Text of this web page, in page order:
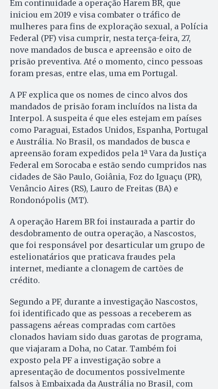
Em continuidade a operação Harem BR, que
iniciou em 2019 e visa combater o tráfico de
mulheres para fins de exploração sexual, a Polícia
Federal (PF) visa cumprir, nesta terça-feira, 27,
nove mandados de busca e apreensão e oito de
prisão preventiva. Até o momento, cinco pessoas
foram presas, entre elas, uma em Portugal.
A PF explica que os nomes de cinco alvos dos
mandados de prisão foram incluídos na lista da
Interpol. A suspeita é que eles estejam em países
como Paraguai, Estados Unidos, Espanha, Portugal
e Austrália. No Brasil, os mandados de busca e
apreensão foram expedidos pela 1ª Vara da Justiça
Federal em Sorocaba e estão sendo cumpridos nas
cidades de São Paulo, Goiânia, Foz do Iguaçu (PR),
Venâncio Aires (RS), Lauro de Freitas (BA) e
Rondonópolis (MT).
A operação Harem BR foi instaurada a partir do
desdobramento de outra operação, a Nascostos,
que foi responsável por desarticular um grupo de
estelionatários que praticava fraudes pela
internet, mediante a clonagem de cartões de
crédito.
Segundo a PF, durante a investigação Nascostos,
foi identificado que as pessoas a receberem as
passagens aéreas compradas com cartões
clonados haviam sido duas garotas de programa,
que viajaram a Doha, no Catar. Também foi
exposto pela PF a investigação sobre a
apresentação de documentos possivelmente
falsos à Embaixada da Austrália no Brasil, com